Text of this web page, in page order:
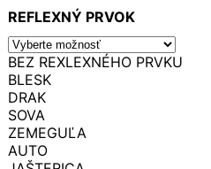
REFLEXNÝ PRVOK
BEZ REXLEXNÉHO PRVKU
BLESK
DRAK
SOVA
ZEMEGUĽA
AUTO